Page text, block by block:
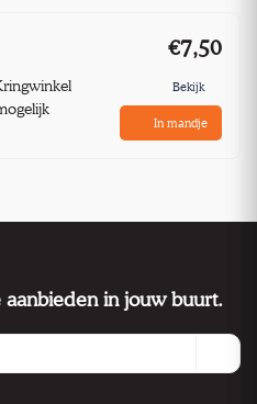
€7,50
Bekijk
In mandje
in jouw buurt.